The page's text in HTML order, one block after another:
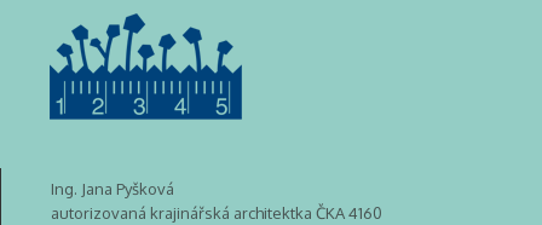
Ing. Jana Pyšková
autorizovaná krajinářská architektka ČKA 4160